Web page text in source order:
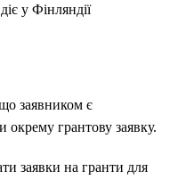
у Фінляндії
заявником є
грантову заявку.
заявки на гранти для